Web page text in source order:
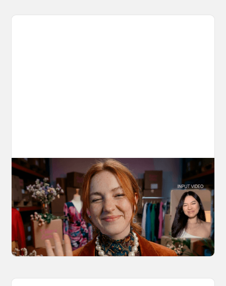
10 Types of Videos You Can Create with
Kling 3.0 Motion Control
Discover 10 video types you can create using
Kling 3.0 Motion Control on OpenArt, from
marketing to storytelling with amazingly
consistent motion and identity.
March 20, 2026